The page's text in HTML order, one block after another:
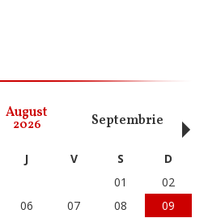
August
2026 Septembrie
J V S
D
01
02
06 07 08
09